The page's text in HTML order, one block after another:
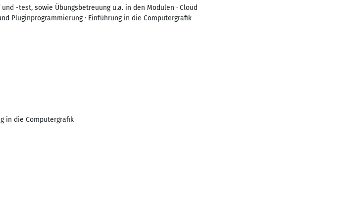
-test, sowie Übungsbetreuung u.a. in den Modulen · Cloud
Pluginprogrammierung · Einführung in die Computergrafik
in die Computergrafik